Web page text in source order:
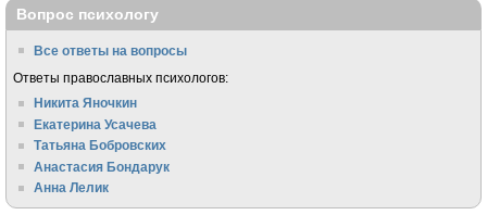
Вопрос психологу
Все ответы на вопросы
Ответы православных психологов:
Никита Яночкин
Екатерина Усачева
Татьяна Бобровских
Анастасия Бондарук
Анна Лелик